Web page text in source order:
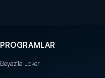
PROGRAMLAR
Beyaz'la Joker